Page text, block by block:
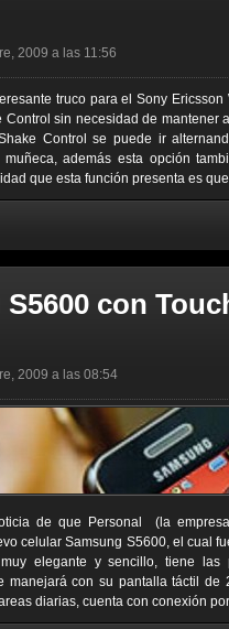
2009 a las 11:56
truco para el Sony
sin necesidad de mantener
Control se puede ir
además esta opción
que esta función presenta es
con
2009 a las 08:54
de que Personal (la
celular Samsung S5600, el cual
elegante y sencillo, tiene las
manejará con su pantalla táctil de
diarias, cuenta con conexión